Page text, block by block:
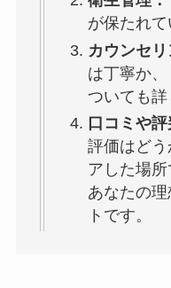
が保たれて
カウンセリ
は丁寧か
ついても詳
口コミや評
評価はどう
アした場所
あなたの
トです。